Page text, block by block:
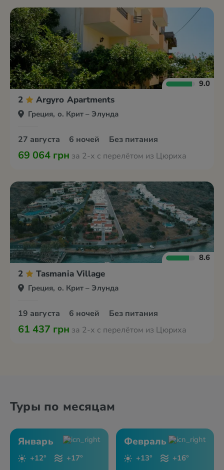
9.0
2 Argyro Apartments
Греция, о. Крит – Элунда
27 августа 6 ночей Без питания
69 064 грн за 2-х с перелётом из Цюриха
8.6
2 Tasmania Village
Греция, о. Крит – Элунда
19 августа 6 ночей Без питания
61 437 грн за 2-х с перелётом из Цюриха
Туры по месяцам
Январь
+12° +17°
Февраль
+13° +16°